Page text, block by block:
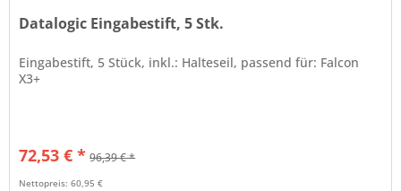
Datalogic Eingabestift, 5 Stk.
Eingabestift, 5 Stück, inkl.: Halteseil, passend für: Falcon
X3+
72,53 € * 96,39 € *
Nettopreis: 60,95 €